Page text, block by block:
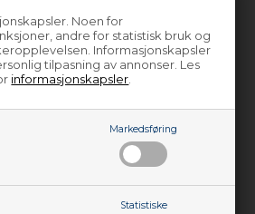
Noen for
andre for statistisk bruk og
Informasjonskapsler
tilpasning av annonser. Les
informasjonskapsler
Markedsføring
Statistiske
Øvre trådkurv, Upo
oppvaskmaskin